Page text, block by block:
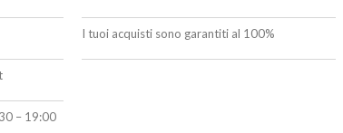
– 19:00
I tuoi acquisti sono garantiti al 100%